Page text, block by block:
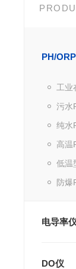
PH/
工业
污水
纯水
高温
低温
防爆
电导率
DO仪